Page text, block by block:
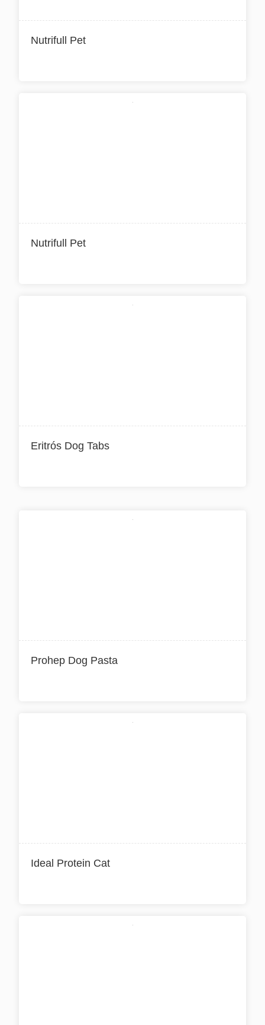
Nutrifull Pet
Nutrifull Pet
Eritrós Dog Tabs
Prohep Dog Pasta
Ideal Protein Cat